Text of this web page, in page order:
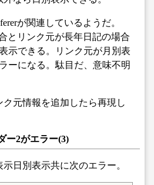
が関連しているようだ。
とリンク元が長年日記の場合
示できる。リンク元が月別表
ーになる。駄目だ、意味不明
元情報を追加したら再現し
ー2がエラー(3)
日別表示共に次のエラー。